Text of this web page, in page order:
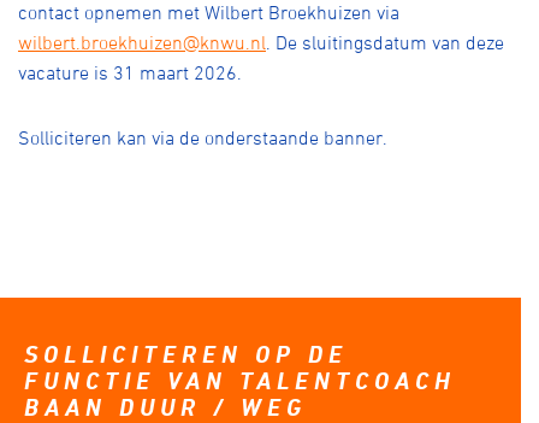
contact opnemen met Wilbert Broekhuizen via
wilbert.broekhuizen@knwu.nl . De sluitingsdatum van deze
vacature is 31 maart 2026.
Solliciteren kan via de onderstaande banner.
SOLLICITEREN OP DE
FUNCTIE VAN TALENTCOACH
BAAN DUUR / WEG